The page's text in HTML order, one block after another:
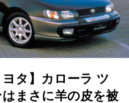
ヨタ】カローラ ツ
まさに羊の皮を被